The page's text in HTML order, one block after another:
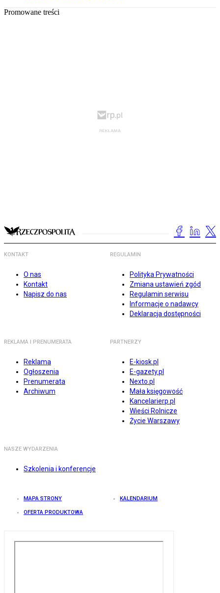
Promowane treści
KONTAKT
O nas
Kontakt
Napisz do nas
REGULAMIN
Polityka Prywatności
Zmiana ustawień zgód
Regulamin serwisu
Informacje o nadawcy
Deklaracja dostępności
REKLAMA I PRENUMERATA
Reklama
Ogłoszenia
Prenumerata
Archiwum
PARTNERZY
E-kiosk.pl
E-gazety.pl
Nexto.pl
Mała księgowość
Kancelarierp.pl
Wieści Rolnicze
Życie Warszawy
NASZE WYDARZENIA
Szkolenia i konferencje
MAPA STRONY KALENDARIUM
OFERTA PRODUKTOWA